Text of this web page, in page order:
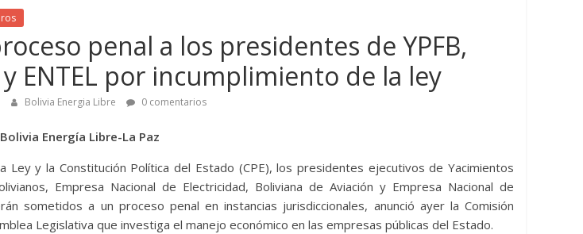
penal a los presidentes de YPFB,
y ENTEL por incumplimiento de la ley
Bolivia Energia Libre 0 comentarios
Energía Libre-La Paz
Ley y la Constitución Política del Estado (CPE), los presidentes ejecutivos de Yacimientos
Empresa Nacional de Electricidad, Boliviana de Aviación y Empresa Nacional de
sometidos a un proceso penal en instancias jurisdiccionales, anunció ayer la Comisión
Legislativa que investiga el manejo económico en las empresas públicas del Estado.
no
Libre
Mineria
La fuga de minerales llega al
40% en Oruro y el
Gobernador exige al
Senarecom
5 de agosto de 2026
Bolivia Energia Libre
0
proveedores confiables de
hidrocarburos en medio de
vientos de guerra en Oriente
Medio